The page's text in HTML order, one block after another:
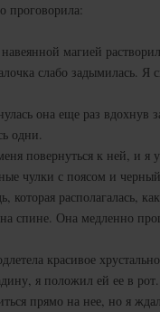
проговорила:
магией
слабо задымилась. Я
она еще раз вдохнув
одни.
повернуться к ней, и я
чулки с поясом и
располагалась,
спине. Она медленно
красивое
я положил ей ее в
прямо на нее, но я